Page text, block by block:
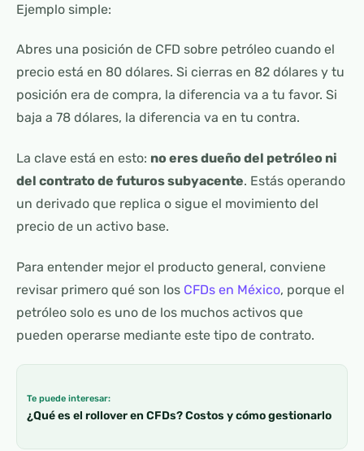
Ejemplo simple:
Abres una posición de CFD sobre petróleo cuando el
precio está en 80 dólares. Si cierras en 82 dólares y tu
posición era de compra, la diferencia va a tu favor. Si
baja a 78 dólares, la diferencia va en tu contra.
La clave está en esto: no eres dueño del petróleo ni
del contrato de futuros subyacente. Estás operando
un derivado que replica o sigue el movimiento del
precio de un activo base.
Para entender mejor el producto general, conviene
revisar primero qué son los CFDs en México, porque el
petróleo solo es uno de los muchos activos que
pueden operarse mediante este tipo de contrato.
Te puede interesar:
¿Qué es el rollover en CFDs? Costos y cómo gestionarlo